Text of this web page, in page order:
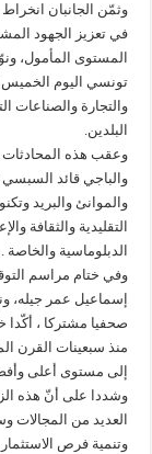
وثمّن الجانبان
في تعزيز الجهود
المستوى المأمول،
والتجارة والصناعات
البلدين.
وعقب هذه المحادثات
والباجي قائد
والموانئ والبريد
التقليدية والثقافة
الدبلوماسية والخاصة .
وفي ختام مراسم
إسماعيل عمر جيله،
صحفيا مشتركا ، أكّدا
منذ سبعينات القرن
إلى مستوى أعلى
وشددا على أنّ هذه
العديد من المجالات
وتنمية فرص